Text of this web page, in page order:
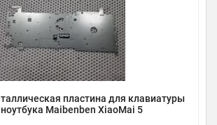
пластина для клавиатуры
Maibenben XiaoMai 5